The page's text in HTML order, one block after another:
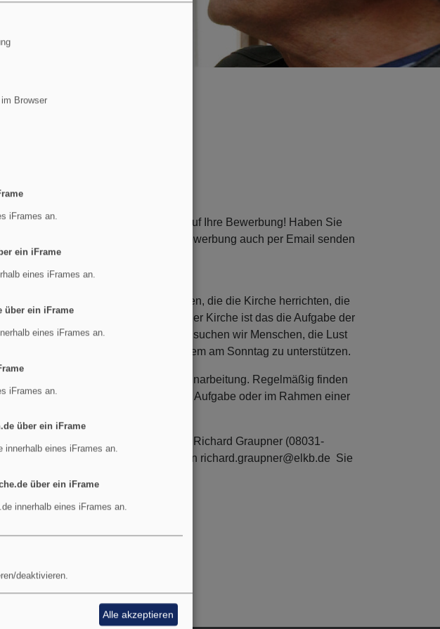
neu zu besetzen. Wir freuen uns auf Ihre Bewerbung! Haben Sie
2228411). Gern können Sie Ihre Bewerbung auch per Email senden
zu feiern braucht es Menschen, die die Kirche herrichten, die
dass im Hintergrund alles läuft. In der Kirche ist das die Aufgabe der
Verstärkung fürunser Mesner-Team
suchen wir Menschen, die Lust
und unsere Gottesdienste vor allem am Sonntag zu unterstützen.
Sie erhalten eine umfassende Einarbeitung. Regelmäßig finden
Die Tätigkeit kann als ehrenamtliche Aufgabe oder im Rahmen einer
Fragen, wenden Sie sich an Pfarrer Richard Graupner (08031-
Bewerbung auch per Email senden an richard.graupner@elkb.de Sie
Browser
iFrames an.
ein iFrame
eines iFrames an.
über ein iFrame
eines iFrames an.
iFrames an.
über ein iFrame
innerhalb eines iFrames an.
über ein iFrame
innerhalb eines iFrames an.
deaktivieren.
Alle akzeptieren